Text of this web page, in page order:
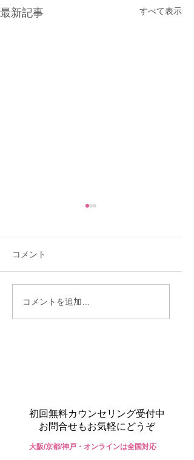
最新記事 すべて表示
婚活を幸せに締めくく
コメント
コメントを追加…
初回無料カウンセリング受付中
お問合せもお気軽にどうぞ
大阪/京都/神戸・オンラインは全国対応